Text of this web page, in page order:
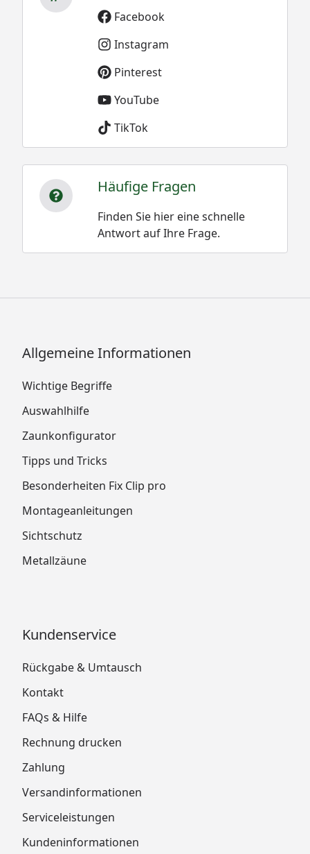
Facebook
Instagram
Pinterest
YouTube
TikTok
Häufige Fragen
Finden Sie hier eine schnelle
Antwort auf Ihre Frage.
Allgemeine Informationen
Wichtige Begriffe
Auswahlhilfe
Zaunkonfigurator
Tipps und Tricks
Besonderheiten Fix Clip pro
Montageanleitungen
Sichtschutz
Metallzäune
Kundenservice
Rückgabe & Umtausch
Kontakt
FAQs & Hilfe
Rechnung drucken
Zahlung
Versandinformationen
Serviceleistungen
Kundeninformationen